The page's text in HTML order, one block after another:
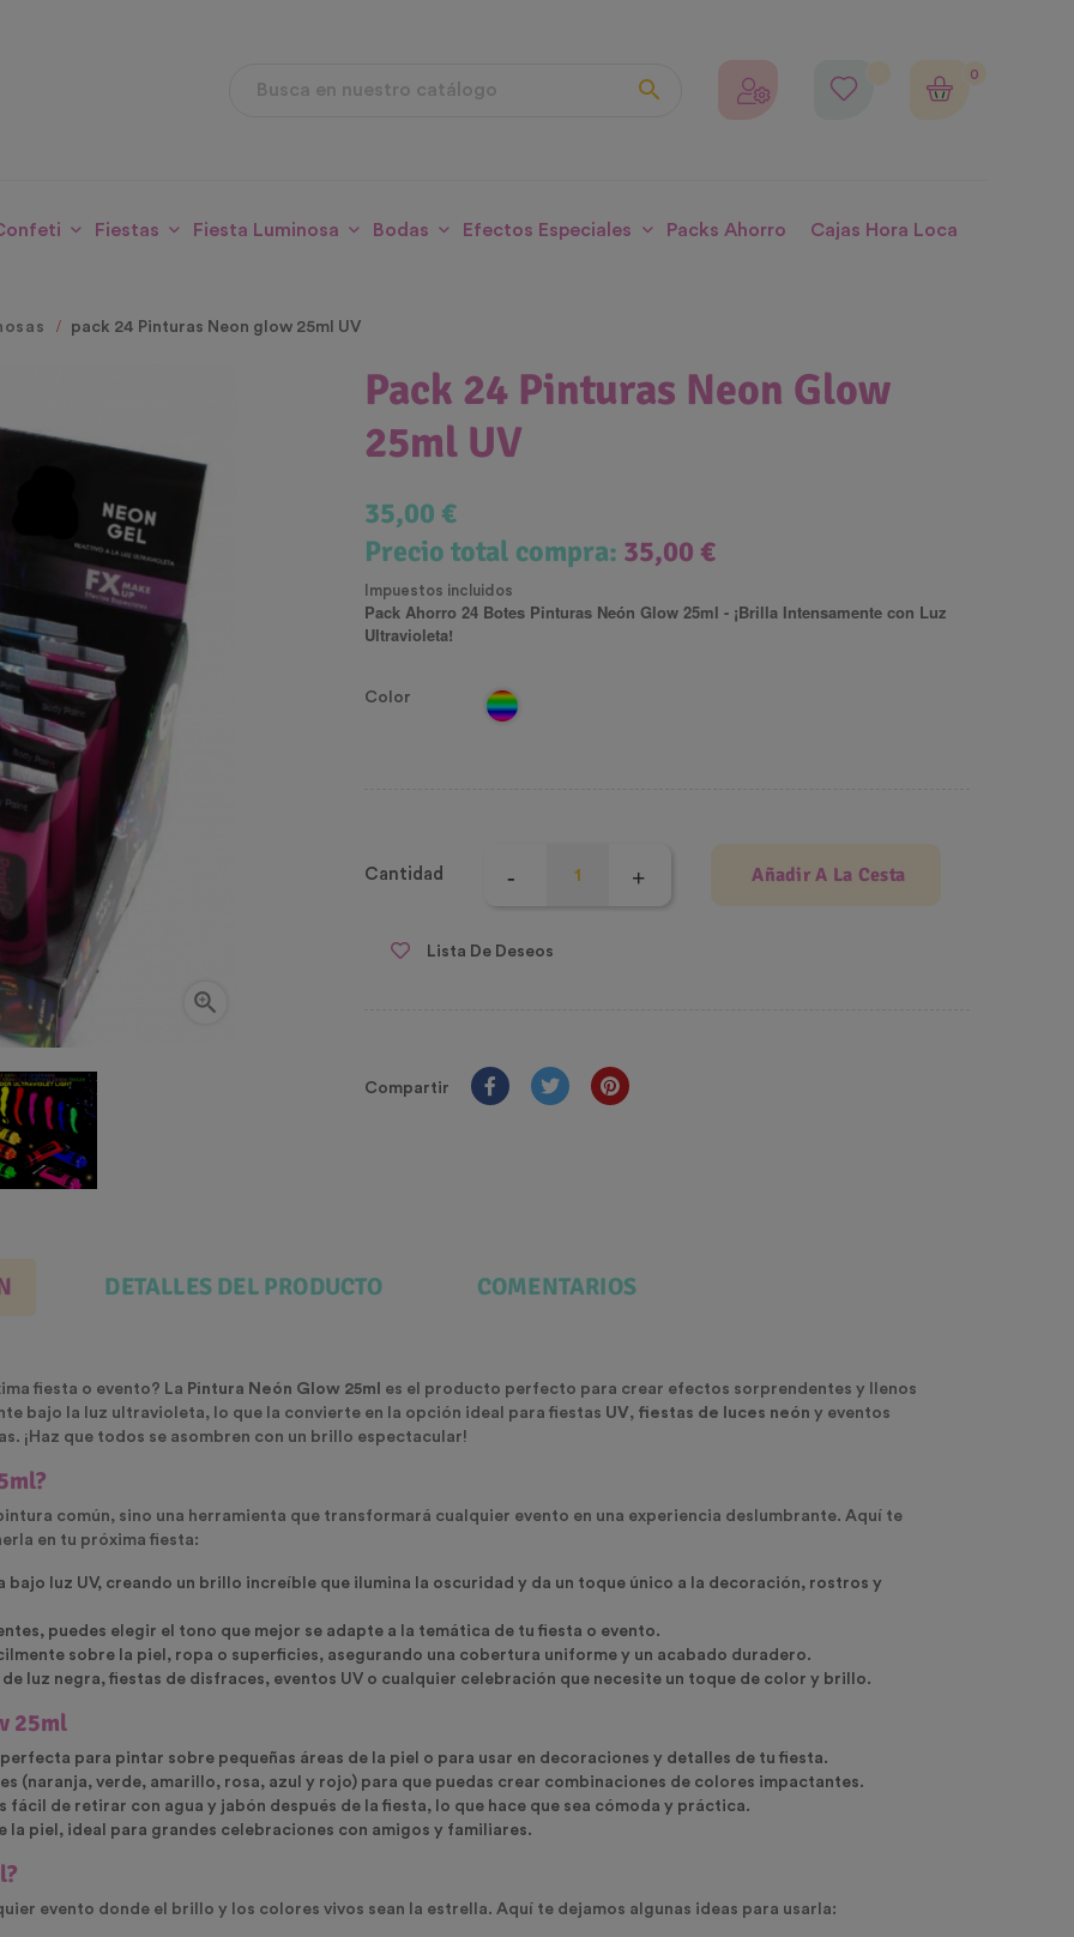

0
Fiestas Fiesta Luminosa Bodas Efectos Especiales Packs Ahorro Cajas Hora Loca
pack 24 Pinturas Neon glow 25ml UV

Pack 24 Pinturas Neon Glow
25ml UV
35,00 €
Precio total compra: 35,00 €
Impuestos incluidos
Pack Ahorro 24 Botes Pinturas Neón Glow 25ml - ¡Brilla Intensamente con Luz
Ultravioleta!
Color
Cantidad Añadir A La Cesta
Lista De Deseos
Compartir
DETALLES DEL PRODUCTO COMENTARIOS
fiesta o evento? La Pintura Neón Glow 25ml
es el producto perfecto para crear efectos sorprendentes y llenos
bajo la luz ultravioleta, lo que la convierte en la opción ideal para fiestas UV, fiestas de luces neón y eventos
¡Haz que todos se asombren con un brillo espectacular!
común, sino una herramienta que transformará cualquier evento en una experiencia deslumbrante. Aquí te
en tu próxima fiesta:
bajo luz UV, creando un brillo increíble que ilumina la oscuridad y da un toque único a la decoración, rostros y
puedes elegir el tono que mejor se adapte a la temática de tu fiesta o evento.
sobre la piel, ropa o superficies, asegurando una cobertura uniforme y un acabado duradero.
de luz negra, fiestas de disfraces, eventos UV o cualquier celebración que necesite un toque de color y brillo.
25ml
perfecta para pintar sobre pequeñas áreas de la piel o para usar en decoraciones y detalles de tu fiesta.
(naranja, verde, amarillo, rosa, azul y rojo) para que puedas crear combinaciones de colores impactantes.
fácil de retirar con agua y jabón después de la fiesta, lo que hace que sea cómoda y práctica.
la piel, ideal para grandes celebraciones con amigos y familiares.
evento donde el brillo y los colores vivos sean la estrella. Aquí te dejamos algunas ideas para usarla: